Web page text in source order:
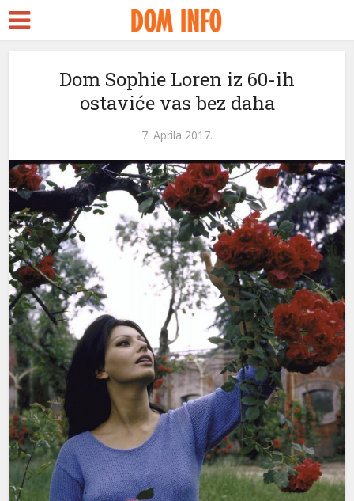
Dom Sophie Loren iz 60-ih
ostaviće vas bez daha
7. Aprila 2017.